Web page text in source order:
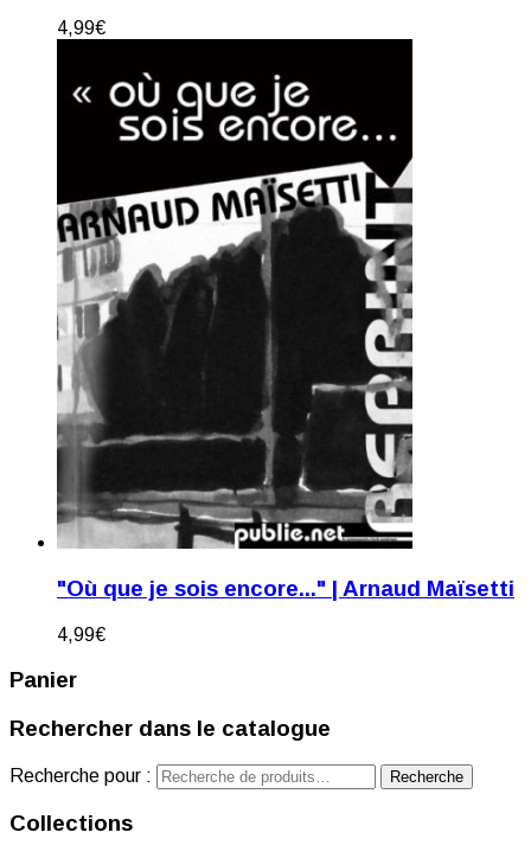
4,99€
"Où que je sois encore..." | Arnaud Maïsetti
4,99€
Panier
Rechercher dans le catalogue
Recherche pour : Recherche
Collections